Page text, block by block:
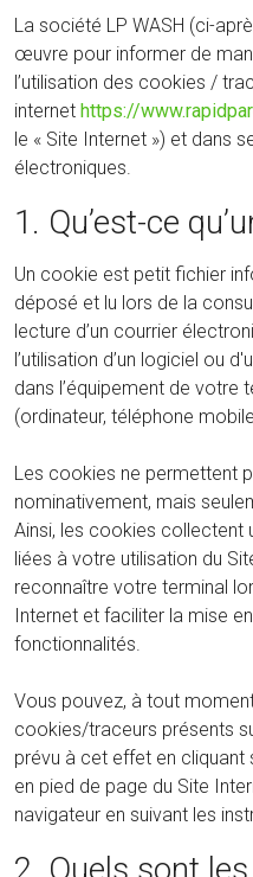
La société LP WASH (ci-
œuvre pour informer de
l’utilisation des cookies /
internet https://
le « Site Internet ») et dans
électroniques.
1. Qu’est-ce
Un cookie est petit fichier
déposé et lu lors de la
lecture d’un courrier
l’utilisation d’un logiciel ou
dans l’équipement de votre
(ordinateur, téléphone
Les cookies ne permettent
nominativement, mais
Ainsi, les cookies collectent
liées à votre utilisation du
reconnaître votre terminal
Internet et faciliter la mise
fonctionnalités.
Vous pouvez, à tout
cookies/traceurs présents
prévu à cet effet en cliquant
en pied de page du Site
navigateur en suivant les